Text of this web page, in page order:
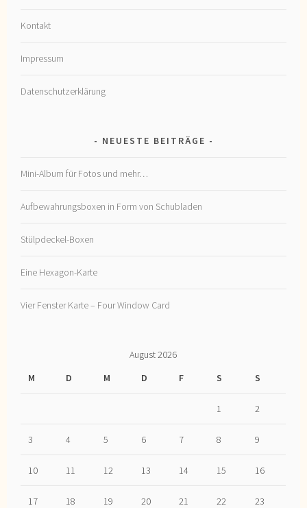
Kontakt
Impressum
Datenschutzerklärung
NEUESTE BEITRÄGE
Mini-Album für Fotos und mehr…
Aufbewahrungsboxen in Form von Schubladen
Stülpdeckel-Boxen
Eine Hexagon-Karte
Vier Fenster Karte – Four Window Card
August 2026
M
D M D F S S
1 2
3 4 5 6 7 8 9
10 11 12 13 14 15 16
17 18 19 20 21 22 23